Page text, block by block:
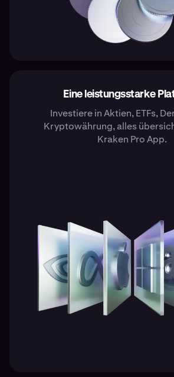
Eine leistungsstarke
Investiere in Aktien, ETFs,
Kryptowährung, alles
Kraken Pro App.